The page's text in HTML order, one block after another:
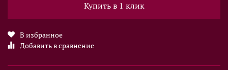
Купить в 1 клик
В избранное
Добавить в сравнение